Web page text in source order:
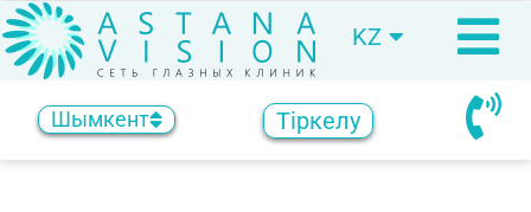
KZ
RU
Шымкент Тіркелу